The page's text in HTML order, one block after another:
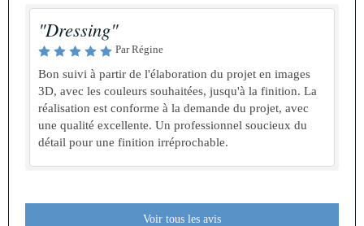
"Dressing"
Par Régine
Bon suivi à partir de l'élaboration du projet en images
3D, avec les couleurs souhaitées, jusqu'à la finition. La
réalisation est conforme à la demande du projet, avec
une qualité excellente. Un professionnel soucieux du
détail pour une finition irréprochable.
Voir tous les avis